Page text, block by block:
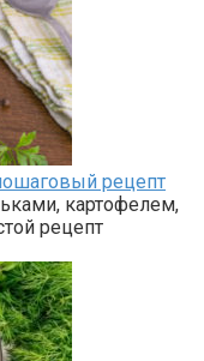
рецепт
картофелем,
рецепт